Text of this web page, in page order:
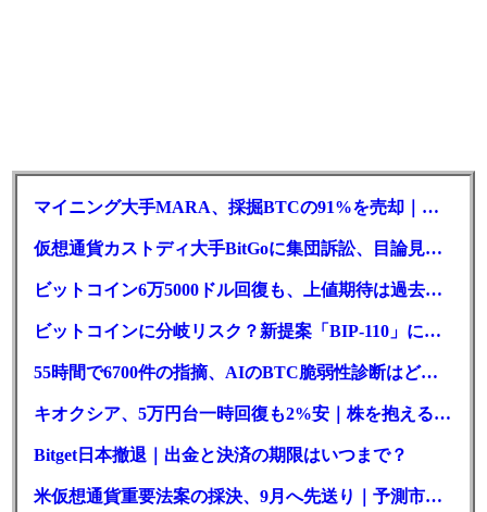
マイニング大手MARA、採掘BTCの91%を売却｜純損失6億ドル
仮想通貨カストディ大手BitGoに集団訴訟、目論見書が争点に
ビットコイン6万5000ドル回復も、上値期待は過去最低の23%
ビットコインに分岐リスク？新提案「BIP-110」に期限迫る
55時間で6700件の指摘、AIのBTC脆弱性診断はどこまで本物か
キオクシア、5万円台一時回復も2%安｜株を抱える東芝は純利益30倍
Bitget日本撤退｜出金と決済の期限はいつまで？
米仮想通貨重要法案の採決、9月へ先送り｜予測市場の成立確率は14%に